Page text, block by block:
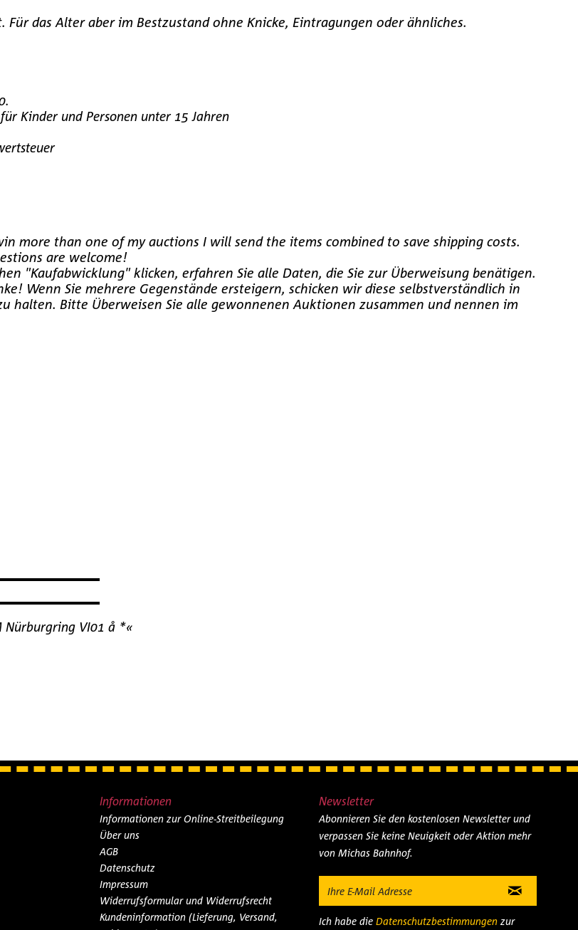
das Alter aber im Bestzustand ohne Knicke, Eintragungen oder ähnliches.
Kinder und Personen unter 15 Jahren
more than one of my auctions I will send the items combined to save shipping costs.
are welcome!
"Kaufabwicklung" klicken, erfahren Sie alle Daten, die Sie zur Überweisung benätigen.
Wenn Sie mehrere Gegenstände ersteigern, schicken wir diese selbstverständlich in
halten. Bitte Überweisen Sie alle gewonnenen Auktionen zusammen und nennen im
Nürburgring VI01 å *«
Informationen
Informationen zur Online-Streitbeilegung
Über uns
AGB
Datenschutz
Impressum
Widerrufsformular und Widerrufsrecht
Kundeninformation (Lieferung, Versand,
Newsletter
Abonnieren Sie den kostenlosen Newsletter und
verpassen Sie keine Neuigkeit oder Aktion mehr
von Michas Bahnhof.
Ich habe die Datenschutzbestimmungenzur